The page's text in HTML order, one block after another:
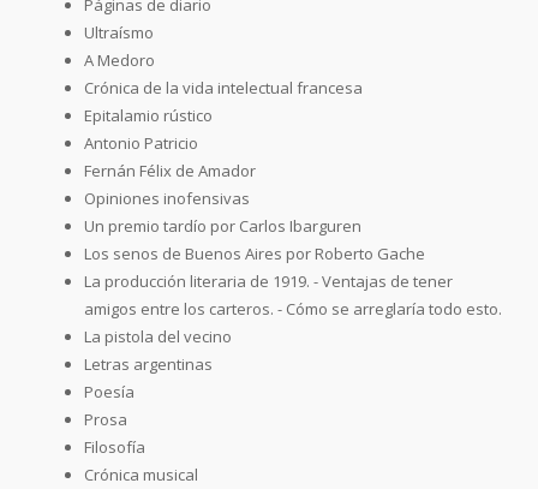
Ultraísmo
A Medoro
Crónica de la vida intelectual francesa
Epitalamio rústico
Antonio Patricio
Fernán Félix de Amador
Opiniones inofensivas
Un premio tardío por Carlos Ibarguren
Los senos de Buenos Aires por Roberto Gache
La producción literaria de 1919. - Ventajas de tener
amigos entre los carteros. - Cómo se arreglaría todo esto.
La pistola del vecino
Letras argentinas
Poesía
Prosa
Filosofía
Crónica musical